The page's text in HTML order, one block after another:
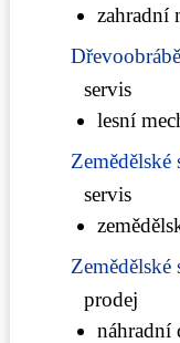
zahradní
servis
lesní
Zemědělské
servis
prodej
náhradní